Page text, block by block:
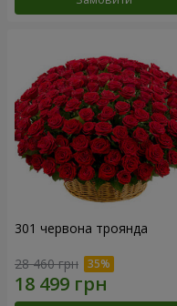
301 червона троянда
28 460 грн